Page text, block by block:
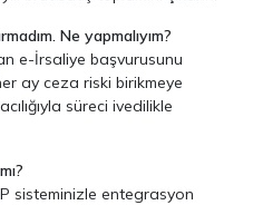
Ne yapmalıyım?
e-İrsaliye başvurusunu
ay ceza riski birikmeye
süreci ivedilikle
sisteminizle entegrasyon